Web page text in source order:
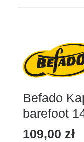
Befado
barefoot
109,00 zł